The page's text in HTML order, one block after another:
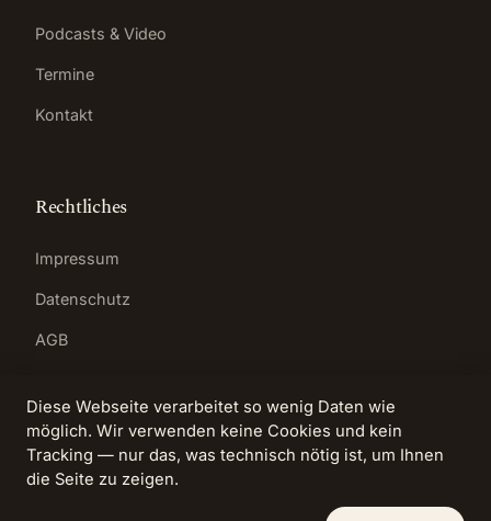
Podcasts & Video
Termine
Kontakt
Rechtliches
Impressum
Datenschutz
AGB
© 2026 Anita Heyer · Kompetenzzentrum für
Diese Webseite verarbeitet so wenig Daten wie
möglich. Wir verwenden keine Cookies und kein
Tracking — nur das, was technisch nötig ist, um Ihnen
die Seite zu zeigen.